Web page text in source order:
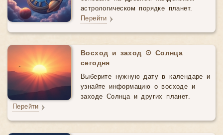
астрологическом порядке планет.
Перейти
Восход и заход ☉ Солнца
сегодня
Выберите нужную дату в календаре и
узнайте информацию о восходе и
заходе Солнца и других планет.
Перейти